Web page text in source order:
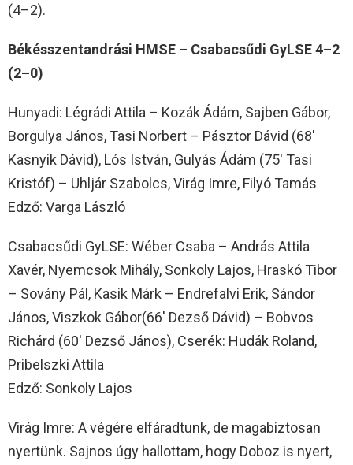
(4–2).
Békésszentandrási HMSE – Csabacsűdi GyLSE 4–2
(2–0)
Hunyadi: Légrádi Attila – Kozák Ádám, Sajben Gábor,
Borgulya János, Tasi Norbert – Pásztor Dávid (68′
Kasnyik Dávid), Lós István, Gulyás Ádám (75′ Tasi
Kristóf) – Uhljár Szabolcs, Virág Imre, Filyó Tamás
Edző: Varga László
Csabacsűdi GyLSE: Wéber Csaba – András Attila
Xavér, Nyemcsok Mihály, Sonkoly Lajos, Hraskó Tibor
– Sovány Pál, Kasik Márk – Endrefalvi Erik, Sándor
János, Viszkok Gábor(66′ Dezső Dávid) – Bobvos
Richárd (60′ Dezső János), Cserék: Hudák Roland,
Pribelszki Attila
Edző: Sonkoly Lajos
Virág Imre: A végére elfáradtunk, de magabiztosan
nyertünk. Sajnos úgy hallottam, hogy Doboz is nyert,